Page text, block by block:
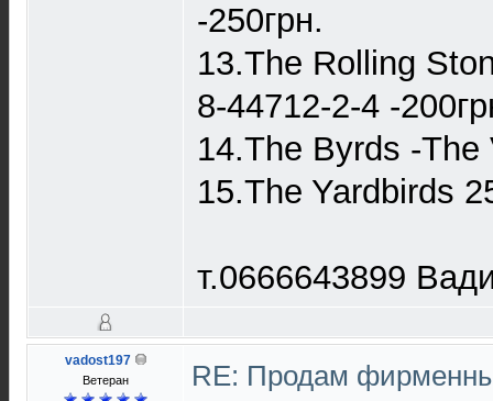
-250грн.
13.The Rolling
8-44712-2-4 -
14.The Byrds -The
15.The Yardbirds
т.0666643899
vadost197
Ветеран
RE: Продам